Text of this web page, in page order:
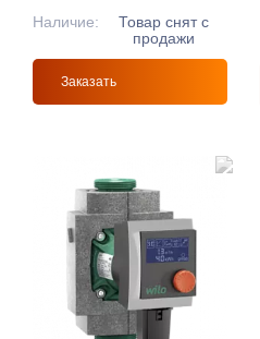
Наличие:
Товар снят с
продажи
Заказать